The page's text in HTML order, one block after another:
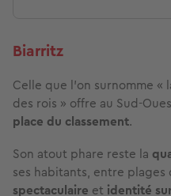
Biarritz
Celle que l’on surnomme
des rois » offre au Sud-
place du classement.
Son atout phare reste la
ses habitants, entre plages
spectaculaire et identité